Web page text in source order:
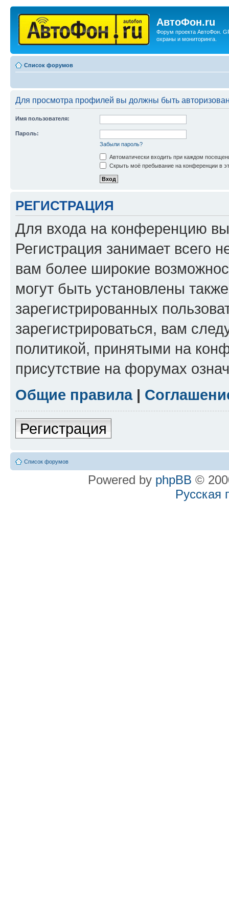
АвтоФон.ru
Форум проекта АвтоФон.
охраны и мониторинга.
Список форумов
Для просмотра профилей вы должны быть
Имя пользователя:
Пароль:
Забыли пароль?
Автоматически входить при каждом
Скрыть моё пребывание на конференции в
РЕГИСТРАЦИЯ
Для входа на конференцию
Регистрация занимает всего
вам более широкие
могут быть установлены
зарегистрированных
зарегистрироваться, вам
политикой, принятыми на
присутствие на форумах
Общие правила|
Регистрация
Список форумов
Powered by phpBB ©
Русская